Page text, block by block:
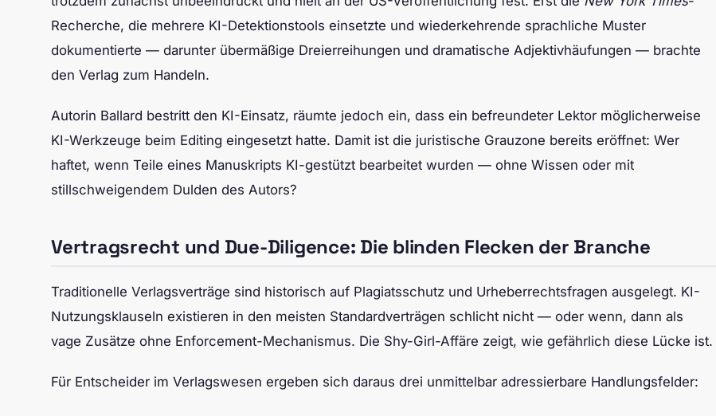
Recherche, die mehrere KI-Detektionstools einsetzte und wiederkehrende sprachliche Muster
dokumentierte — darunter übermäßige Dreierreihungen und dramatische Adjektivhäufungen — brachte
den Verlag zum Handeln.
Autorin Ballard bestritt den KI-Einsatz, räumte jedoch ein, dass ein befreundeter Lektor möglicherweise
KI-Werkzeuge beim Editing eingesetzt hatte. Damit ist die juristische Grauzone bereits eröffnet: Wer
haftet, wenn Teile eines Manuskripts KI-gestützt bearbeitet wurden — ohne Wissen oder mit
stillschweigendem Dulden des Autors?
Vertragsrecht und Due-Diligence: Die blinden Flecken der Branche
Traditionelle Verlagsverträge sind historisch auf Plagiatsschutz und Urheberrechtsfragen ausgelegt. KI-
Nutzungsklauseln existieren in den meisten Standardverträgen schlicht nicht — oder wenn, dann als
vage Zusätze ohne Enforcement-Mechanismus. Die Shy-Girl-Affäre zeigt, wie gefährlich diese Lücke ist.
Für Entscheider im Verlagswesen ergeben sich daraus drei unmittelbar adressierbare Handlungsfelder: